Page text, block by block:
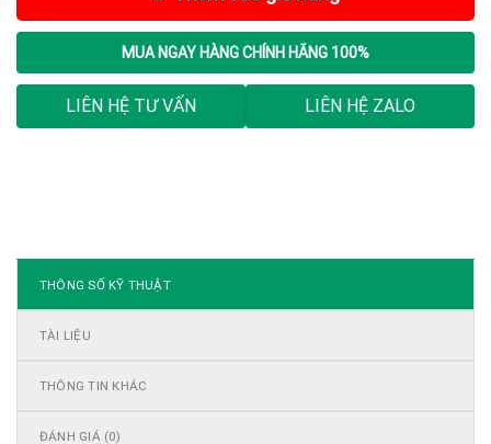
MUA NGAY HÀNG CHÍNH HÃNG 100%
LIÊN HỆ TƯ VẤN LIÊN HỆ ZALO
THÔNG SỐ KỸ THUẬT
TÀI LIỆU
THÔNG TIN KHÁC
ĐÁNH GIÁ (0)